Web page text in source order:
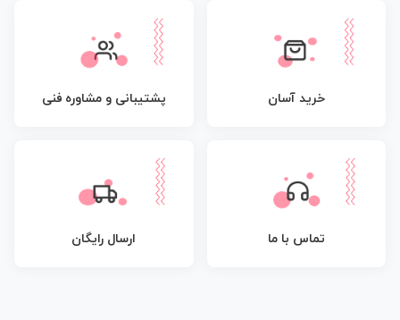
خرید آسان پشتیبانی و مشاوره فنی
تماس با ما ارسال رایگان